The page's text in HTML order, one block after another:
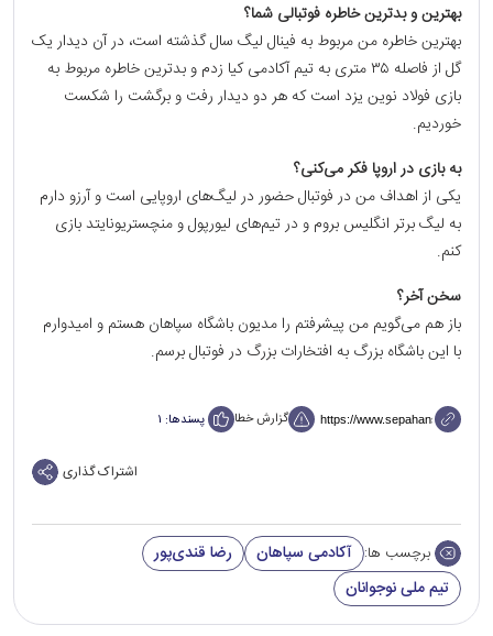
بهترین و بدترین خاطره فوتبالی شما؟
بهترین خاطره من مربوط به فینال لیگ سال گذشته است، در آن دیدار یک
گل از فاصله ۳۵ متری به تیم آکادمی کیا زدم و بدترین خاطره مربوط به
بازی فولاد نوین یزد است که هر دو دیدار رفت و برگشت را شکست
خوردیم.
به بازی در اروپا فکر می‌کنی؟
یکی از اهداف من در فوتبال حضور در لیگ‌های اروپایی است و آرزو دارم
به لیگ برتر انگلیس بروم و در تیم‌های لیورپول و منچستریونایتد بازی
کنم.
سخن آخر؟
باز هم می‌گویم من پیشرفتم را مدیون باشگاه سپاهان هستم و امیدوارم
با این باشگاه بزرگ به افتخارات بزرگ در فوتبال برسم.
گزارش خطا پسندها: ۱
اشتراک گذاری
برچسب ها: آکادمی سپاهان
رضا قندی‌پور
تیم ملی نوجوانان